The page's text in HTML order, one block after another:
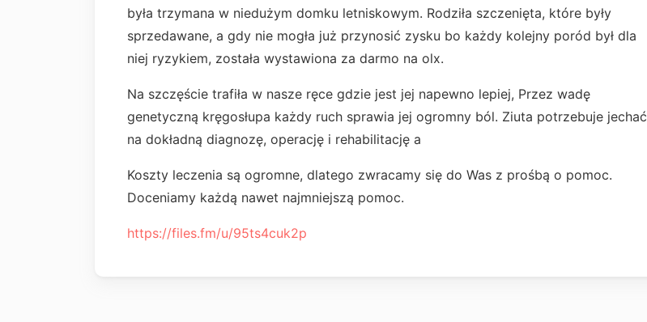
była trzymana w niedużym domku letniskowym. Rodziła szczenięta, które były
sprzedawane, a gdy nie mogła już przynosić zysku bo każdy kolejny poród był dla
niej ryzykiem, została wystawiona za darmo na olx.
Na szczęście trafiła w nasze ręce gdzie jest jej napewno lepiej, Przez wadę
genetyczną kręgosłupa każdy ruch sprawia jej ogromny ból. Ziuta potrzebuje jechać
na dokładną diagnozę, operację i rehabilitację a
Koszty leczenia są ogromne, dlatego zwracamy się do Was z prośbą o pomoc.
Doceniamy każdą nawet najmniejszą pomoc.
https://files.fm/u/95ts4cuk2p